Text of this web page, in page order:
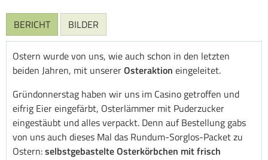
BERICHT BILDER
Ostern wurde von uns, wie auch schon in den letzten
beiden Jahren, mit unsererOsteraktion eingeleitet.
Gründonnerstag haben wir uns im Casino getroffen und
eifrig Eier eingefärbt, Osterlämmer mit Puderzucker
eingestäubt und alles verpackt. Denn auf Bestellung gabs
von uns auch dieses Mal das Rundum-Sorglos-Packet zu
Ostern:selbstgebastelte Osterkörbchen mit frisch